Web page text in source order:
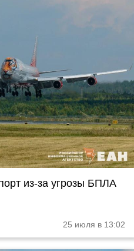
из-за угрозы БПЛА
25 июля в 13:02